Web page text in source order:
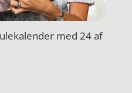
med 24 af